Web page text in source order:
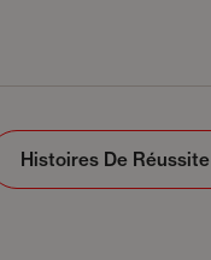
Histoires De Réussite